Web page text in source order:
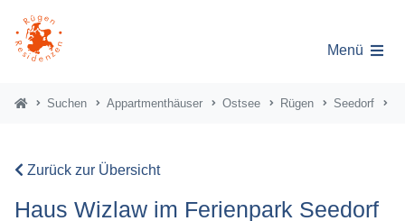
Menü
Suchen Appartmenthäuser Ostsee Rügen Seedorf
Zurück zur Übersicht
Haus Wizlaw im Ferienpark Seedorf